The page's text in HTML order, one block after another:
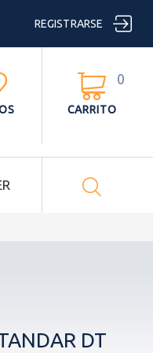
REGISTRARSE 

CARRITO
0

DT